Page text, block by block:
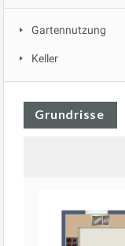
Gartennutzung
Keller
Grundrisse